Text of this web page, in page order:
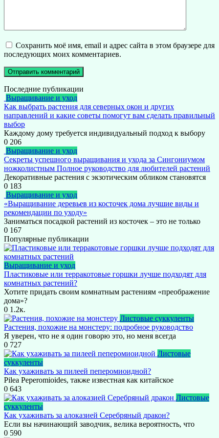
Сохранить моё имя, email и адрес сайта в этом браузере для
последующих моих комментариев.
Последние публикации
Выращивание и уход
Как выбрать растения для северных окон и других
направлений и какие советы помогут вам сделать правильный
выбор
Каждому дому требуется индивидуальный подход к выбору
0 206
Выращивание и уход
Секреты успешного выращивания и ухода за Сингониумом
ножколистным Полное руководство для любителей растений
Декоративные растения с экзотическим обликом становятся
0 183
Выращивание и уход
«Выращивание деревьев из косточек дома лучшие виды и
рекомендации по уходу»
Заниматься посадкой растений из косточек – это не только
0 167
Популярные публикации
Выращивание и уход
Пластиковые или терракотовые горшки лучше подходят для
комнатных растений?
Хотите придать своим комнатным растениям «преображение
дома»?
0 1.2к.
Листовые суккуленты
Растения, похожие на монстеру: подробное руководство
Я уверен, что не я один говорю это, но меня всегда
0 727
Листовые
суккуленты
Как ухаживать за пилеей пеперомиоидной?
Pilea Peperomioides, также известная как китайское
0 643
Листовые
суккуленты
Как ухаживать за алоказией Серебряный дракон?
Если вы начинающий заводчик, велика вероятность, что
0 590